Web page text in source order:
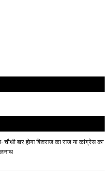
बार होगा शिवराज का राज या कांग्रेस का